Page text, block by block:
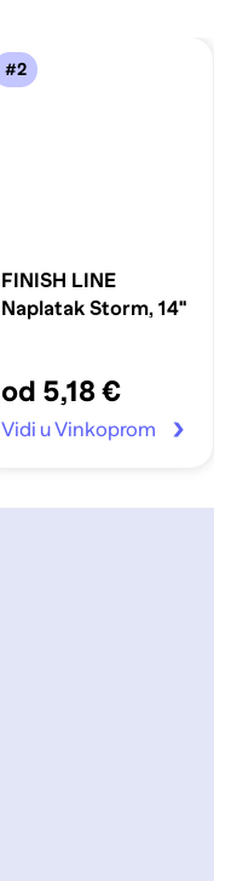
#2
FINISH LINE
Naplatak Storm, 14''
od 5,18 €
Vidi u Vinkoprom